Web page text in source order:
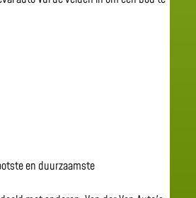
en duurzaamste